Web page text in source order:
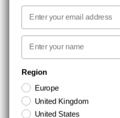
MISSION, VISION OG VÆRDIER
KONTAKT
NYHEDSBREV TILMELDING
Hold dig opdateret med gode tilbud
opbevares sikkert og du kan til enhver
Email
First name
Region
Europe
United Kingdom
United States